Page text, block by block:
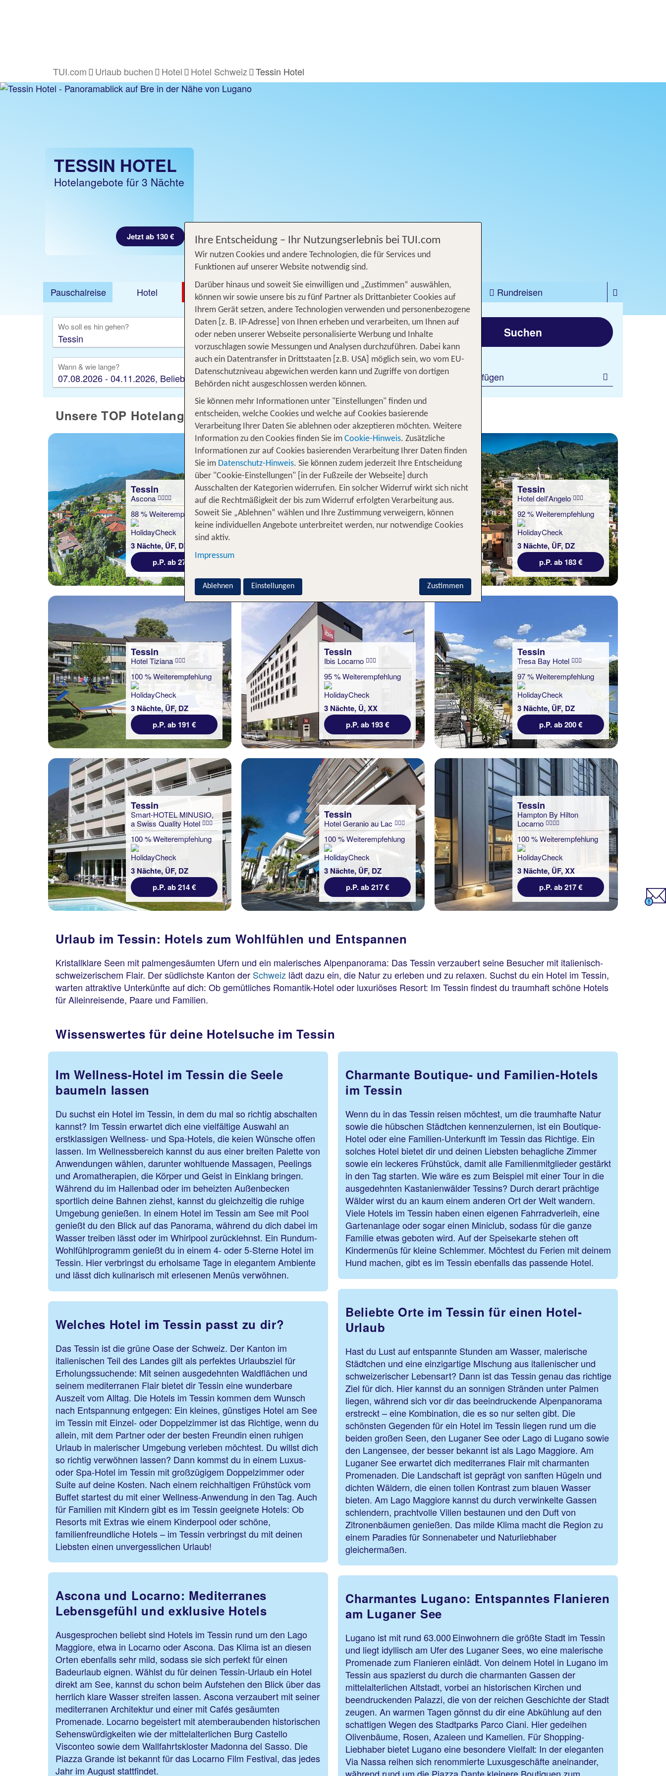
TUI.com Urlaub buchen Hotel Hotel Schweiz Tessin Hotel
TESSIN HOTEL
Hotelangebote für 3 Nächte
Jetzt ab 130 €
Pauschalreise Hotel DEALS Flug Ferienhaus Mietwagen Kreuzfahrten
Rundreisen
Ausflüge
Camper Privattransfer Zusatzleistungen
Wo soll es hin gehen?
Flug hinzufügen
Wann & wie lange?
07.08.2026 - 04.11.2026, Beliebig
Wer reist mit?
2 Erwachsene
Suchen
Filter hinzufügen
Unsere TOP Hotelangebote für 3 Nächte Tessin
Tessin
Ascona
88 % Weiterempfehlung
3 Nächte, ÜF, DZ
p.P. ab 273 €
Tessin
Binario 934 Boutique Hotel
100 % Weiterempfehlung
Tessin
Hotel dell'Angelo
92 % Weiterempfehlung
3 Nächte, ÜF, DZ
p.P. ab 183 €
Tessin
Hotel Tiziana
100 % Weiterempfehlung
3 Nächte, ÜF, DZ
p.P. ab 191 €
Tessin
Ibis Locarno
95 % Weiterempfehlung
3 Nächte, Ü, XX
p.P. ab 193 €
Tessin
Tresa Bay Hotel
97 % Weiterempfehlung
3 Nächte, ÜF, DZ
p.P. ab 200 €
Tessin
Smart-HOTEL MINUSIO,
a Swiss Quality Hotel
100 % Weiterempfehlung
3 Nächte, ÜF, DZ
p.P. ab 214 €
Tessin
Hotel Geranio au Lac
100 % Weiterempfehlung
3 Nächte, ÜF, DZ
p.P. ab 217 €
Tessin
Hampton By Hilton
Locarno
100 % Weiterempfehlung
3 Nächte, ÜF, XX
p.P. ab 217 €
Urlaub im Tessin: Hotels zum Wohlfühlen und Entspannen
Kristallklare Seen mit palmengesäumten Ufern und ein malerisches Alpenpanorama: Das Tessin verzaubert seine Besucher mit italienisch-
schweizerischem Flair. Der südlichste Kanton der Schweiz lädt dazu ein, die Natur zu erleben und zu relaxen. Suchst du ein Hotel im Tessin,
warten attraktive Unterkünfte auf dich: Ob gemütliches Romantik-Hotel oder luxuriöses Resort: Im Tessin findest du traumhaft schöne Hotels
für Alleinreisende, Paare und Familien.
Wissenswertes für deine Hotelsuche im Tessin
Im Wellness-Hotel im Tessin die Seele
baumeln lassen
Du suchst ein Hotel im Tessin, in dem du mal so richtig abschalten
kannst? Im Tessin erwartet dich eine vielfältige Auswahl an
erstklassigen Wellness- und Spa-Hotels, die keien Wünsche offen
lassen. Im Wellnessbereich kannst du aus einer breiten Palette von
Anwendungen wählen, darunter wohltuende Massagen, Peelings
und Aromatherapien, die Körper und Geist in Einklang bringen.
Während du im Hallenbad oder im beheizten Außenbecken
sportlich deine Bahnen ziehst, kannst du gleichzeitig die ruhige
Umgebung genießen. In einem Hotel im Tessin am See mit Pool
genießt du den Blick auf das Panorama, während du dich dabei im
Wasser treiben lässt oder im Whirlpool zurücklehnst. Ein Rundum-
Wohlfühlprogramm genießt du in einem 4- oder 5-Sterne Hotel im
Tessin. Hier verbringst du erholsame Tage in elegantem Ambiente
und lässt dich kulinarisch mit erlesenen Menüs verwöhnen.
Welches Hotel im Tessin passt zu dir?
Das Tessin ist die grüne Oase der Schweiz. Der Kanton im
italienischen Teil des Landes gilt als perfektes Urlaubsziel für
Erholungssuchende: Mit seinen ausgedehnten Waldflächen und
seinem mediterranen Flair bietet dir Tessin eine wunderbare
Auszeit vom Alltag. Die Hotels im Tessin kommen dem Wunsch
nach Entspannung entgegen: Ein kleines, günstiges Hotel am See
im Tessin mit Einzel- oder Doppelzimmer ist das Richtige, wenn du
allein, mit dem Partner oder der besten Freundin einen ruhigen
Urlaub in malerischer Umgebung verleben möchtest. Du willst dich
so richtig verwöhnen lassen? Dann kommst du in einem Luxus-
oder Spa-Hotel im Tessin mit großzügigem Doppelzimmer oder
Suite auf deine Kosten. Nach einem reichhaltigen Frühstück vom
Buffet startest du mit einer Wellness-Anwendung in den Tag. Auch
für Familien mit Kindern gibt es im Tessin geeignete Hotels: Ob
Resorts mit Extras wie einem Kinderpool oder schöne,
familienfreundliche Hotels – im Tessin verbringst du mit deinen
Liebsten einen unvergesslichen Urlaub!
Ascona und Locarno: Mediterranes
Lebensgefühl und exklusive Hotels
Ausgesprochen beliebt sind Hotels im Tessin rund um den Lago
Maggiore, etwa in Locarno oder Ascona. Das Klima ist an diesen
Orten ebenfalls sehr mild, sodass sie sich perfekt für einen
Badeurlaub eignen. Wählst du für deinen Tessin-Urlaub ein Hotel
direkt am See, kannst du schon beim Aufstehen den Blick über das
herrlich klare Wasser streifen lassen. Ascona verzaubert mit seiner
mediterranen Architektur und einer mit Cafés gesäumten
Promenade. Locarno begeistert mit atemberaubenden historischen
Sehenswürdigkeiten wie der mittelalterlichen Burg Castello
Visconteo sowie dem Wallfahrtskloster Madonna del Sasso. Die
Piazza Grande ist bekannt für das Locarno Film Festival, das jedes
Jahr im August stattfindet.
Charmante Boutique- und Familien-Hotels
im Tessin
Wenn du in das Tessin reisen möchtest, um die traumhafte Natur
sowie die hübschen Städtchen kennenzulernen, ist ein Boutique-
Hotel oder eine Familien-Unterkunft im Tessin das Richtige. Ein
solches Hotel bietet dir und deinen Liebsten behagliche Zimmer
sowie ein leckeres Frühstück, damit alle Familienmitglieder gestärkt
in den Tag starten. Wie wäre es zum Beispiel mit einer Tour in die
ausgedehnten Kastanienwälder Tessins? Durch derart prächtige
Wälder wirst du an kaum einem anderen Ort der Welt wandern.
Viele Hotels im Tessin haben einen eigenen Fahrradverleih, eine
Gartenanlage oder sogar einen Miniclub, sodass für die ganze
Familie etwas geboten wird. Auf der Speisekarte stehen oft
Kindermenüs für kleine Schlemmer. Möchtest du Ferien mit deinem
Hund machen, gibt es im Tessin ebenfalls das passende Hotel.
Beliebte Orte im Tessin für einen Hotel-
Urlaub
Hast du Lust auf entspannte Stunden am Wasser, malerische
Städtchen und eine einzigartige MIschung aus italienischer und
schweizerischer Lebensart? Dann ist das Tessin genau das richtige
Ziel für dich. Hier kannst du an sonnigen Stränden unter Palmen
liegen, während sich vor dir das beeindruckende Alpenpanorama
erstreckt – eine Kombination, die es so nur selten gibt. Die
schönsten Gegenden für ein Hotel im Tessin liegen rund um die
beiden großen Seen, den Luganer See oder Lago di Lugano sowie
den Langensee, der besser bekannt ist als Lago Maggiore. Am
Luganer See erwartet dich mediterranes Flair mit charmanten
Promenaden. Die Landschaft ist geprägt von sanften Hügeln und
dichten Wäldern, die einen tollen Kontrast zum blauen Wasser
bieten. Am Lago Maggiore kannst du durch verwinkelte Gassen
schlendern, prachtvolle Villen bestaunen und den Duft von
Zitronenbäumen genießen. Das milde Klima macht die Region zu
einem Paradies für Sonnenabeter und Naturliebhaber
gleichermaßen.
Charmantes Lugano: Entspanntes Flanieren
am Luganer See
Lugano ist mit rund 63.000 Einwohnern die größte Stadt im Tessin
und liegt idyllisch am Ufer des Luganer Sees, wo eine malerische
Promenade zum Flanieren einlädt. Von deinem Hotel in Lugano im
Tessin aus spazierst du durch die charmanten Gassen der
mittelalterlichen Altstadt, vorbei an historischen Kirchen und
beendruckenden Palazzi, die von der reichen Geschichte der Stadt
zeugen. An warmen Tagen gönnst du dir eine Abkühlung auf den
schattigen Wegen des Stadtparks Parco Ciani. Hier gedeihen
Olivenbäume, Rosen, Azaleen und Kamelien. Für Shopping-
Liebhaber bietet Lugano eine besondere Vielfalt: In der eleganten
Via Nassa reihen sich renommierte Luxusgeschäfte aneinander,
Ihre Entscheidung – Ihr Nutzungserlebnis bei TUI.com
Wir nutzen Cookies und andere Technologien, die für Services und
Funktionen auf unserer Website notwendig sind.
Darüber hinaus und soweit Sie einwilligen und „Zustimmen“ auswählen,
können wir sowie unsere bis zu fünf Partner als Drittanbieter Cookies auf
Ihrem Gerät setzen, andere Technologien verwenden und personenbezogene
Daten [z. B. IP-Adresse] von Ihnen erheben und verarbeiten, um Ihnen auf
oder neben unserer Webseite personalisierte Werbung und Inhalte
vorzuschlagen sowie Messungen und Analysen durchzuführen. Dabei kann
auch ein Datentransfer in Drittstaaten [z.B. USA] möglich sein, wo vom EU-
Datenschutzniveau abgewichen werden kann und Zugriffe von dortigen
Behörden nicht ausgeschlossen werden können.
Sie können mehr Informationen unter "Einstellungen" finden und
entscheiden, welche Cookies und welche auf Cookies basierende
Verarbeitung Ihrer Daten Sie ablehnen oder akzeptieren möchten. Weitere
Information zu den Cookies finden Sie im Cookie-Hinweis. Zusätzliche
Informationen zur auf Cookies basierenden Verarbeitung Ihrer Daten finden
Sie im Datenschutz-Hinweis. Sie können zudem jederzeit Ihre Entscheidung
über "Cookie-Einstellungen" [in der Fußzeile der Webseite] durch
Ausschalten der Kategorien widerrufen. Ein solcher Widerruf wirkt sich nicht
auf die Rechtmäßigkeit der bis zum Widerruf erfolgten Verarbeitung aus.
Soweit Sie „Ablehnen“ wählen und Ihre Zustimmung verweigern, können
keine individuellen Angebote unterbreitet werden, nur notwendige Cookies
sind aktiv.
Impressum
Zustimmen
Ablehnen Einstellungen